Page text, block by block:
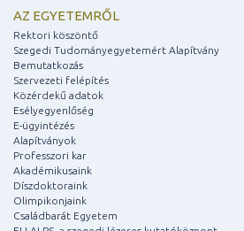
AZ EGYETEMRŐL
Rektori köszöntő
Szegedi Tudományegyetemért Alapítvány
Bemutatkozás
Szervezeti felépítés
Közérdekű adatok
Esélyegyenlőség
E-ügyintézés
Alapítványok
Professzori kar
Akadémikusaink
Díszdoktoraink
Olimpikonjaink
Családbarát Egyetem